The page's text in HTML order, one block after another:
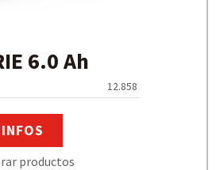
6.0 Ah
12.858
productos